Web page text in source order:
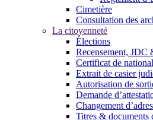
Cimetière
Consultation des
La citoyenneté
Élections
Recensement, JDC
Certificat de
Extrait de casier
Autorisation de
Demande
Changement
Titres & documents